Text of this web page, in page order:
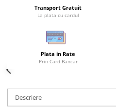
Transport Gratuit
La plata cu cardul
Plata in Rate
Prin Card Bancar
Descriere